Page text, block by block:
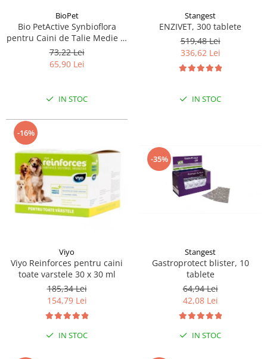
BioPet
Bio PetActive Synbioflora
pentru Caini de Talie Medie si
Mare 60 tablete
73,22 Lei
65,90 Lei
IN STOC
Stangest
ENZIVET, 300 tablete
519,48 Lei
336,62 Lei
IN STOC
-16%
Viyo
Viyo Reinforces pentru caini
toate varstele 30 x 30 ml
185,34 Lei
154,79 Lei
IN STOC
-35%
Stangest
Gastroprotect blister, 10
tablete
64,94 Lei
42,08 Lei
IN STOC